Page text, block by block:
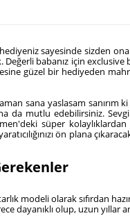
sayesinde sizden
babanız için exclusive
güzel bir hediyeden
sana yaslasam
mutlu edebilirsiniz. Sevgi
süper
ön plana
modeli olarak sıfırdan
dayanıklı olup, uzun